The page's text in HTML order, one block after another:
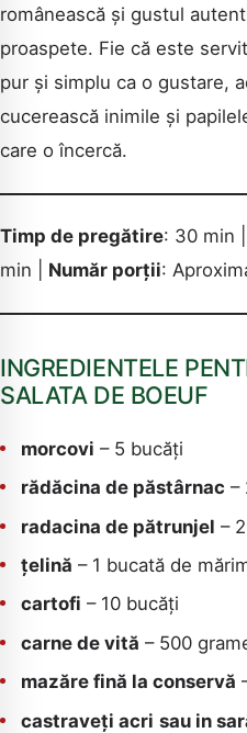
românească și gustul
proaspete. Fie că este
pur și simplu ca o gustare,
cucerească inimile și
care o încercă.
Timp de pregătire: 30 min |
min | Număr porții:
INGREDIENTELE
SALATA DE BOEUF
morcovi – 5 bucăți
rădăcina de păstârnac –
radacina de pătrunjel –
țelină – 1 bucată de
cartofi – 10 bucăți
carne de vită – 500
mazăre fină la conservă
castraveți acri sau in